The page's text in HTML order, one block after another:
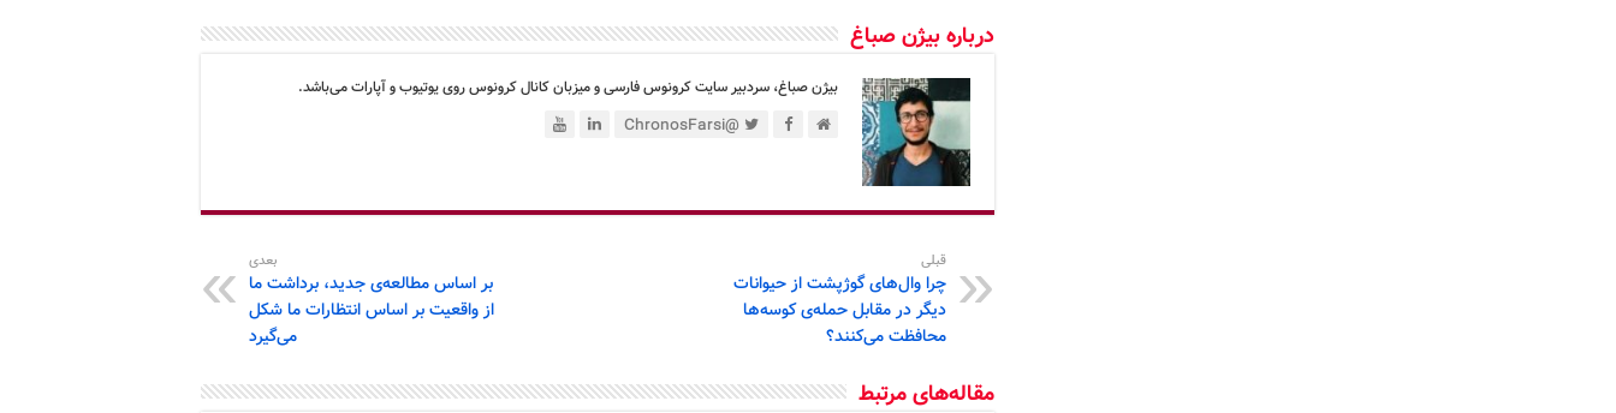
درباره بیژن صباغ
بیژن صباغ، سردبیر سایت کرونوس فارسی و میزبان کانال کرونوس روی یوتیوب و آپارات می‌باشد.
@ChronosFarsi
قبلی
چرا وال‌های گوژپشت از حیوانات
دیگر در مقابل حمله‌ی کوسه‌ها
محافظت می‌کنند؟
بعدی
بر اساس مطالعه‌ی جدید، برداشت ما
از واقعیت بر اساس انتظارات ما شکل
می‌گیرد
مقاله‌های مرتبط